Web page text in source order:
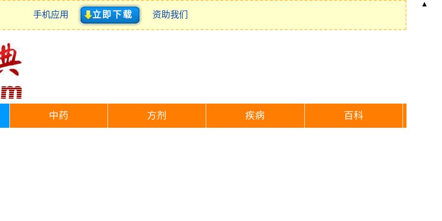
手机应用 立即下载 资助我们
中药 方剂 疾病 百科
▲